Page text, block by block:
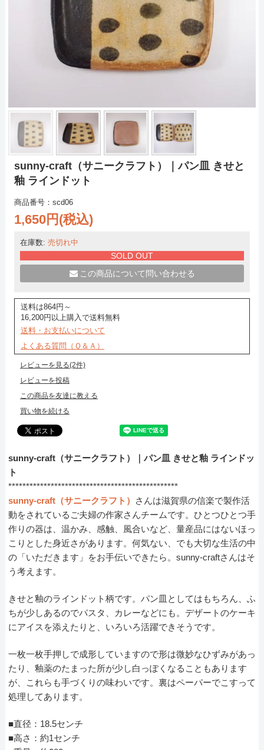
sunny-craft（サニークラフト）｜パン皿 きせと
釉 ラインドット
商品番号：scd06
1,650円(税込)
在庫数: 売切れ中
SOLD OUT
この商品について問い合わせる
送料は864円～
16,200円以上購入で送料無料
送料・お支払いについて
よくある質問（Ｑ＆Ａ）
レビューを見る(2件)
レビューを投稿
この商品を友達に教える
買い物を続ける
sunny-craft（サニークラフト）｜パン皿 きせと釉 ラインドッ
ト
************************************************
sunny-craft（サニークラフト）
さんは滋賀県の信楽で製作活
動をされているご夫婦の作家さんチームです。ひとつひとつ手
作りの器は、温かみ、感触、風合いなど、量産品にはないほっ
こりとした身近さがあります。何気ない、でも大切な生活の中
の「いただきます」をお手伝いできたら。sunny-craftさんはそ
う考えます。
きせと釉のラインドット柄です。パン皿としてはもちろん、ふ
ちが少しあるのでパスタ、カレーなどにも。デザートのケーキ
にアイスを添えたりと、いろいろ活躍できそうです。
一枚一枚手押しで成形していますので形は微妙なひずみがあっ
たり、釉薬のたまった所が少し白っぽくなることもあります
が、これらも手づくりの味わいです。裏はペーパーでこすって
処理してあります。
■直径：18.5センチ
■高さ：約1センチ